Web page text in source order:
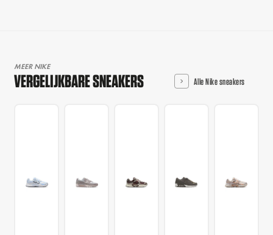
MEER NIKE
VERGELIJKBARE SNEAKERS Alle Nike sneakers